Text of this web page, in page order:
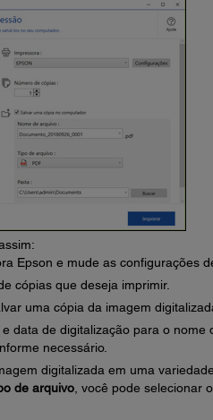
Epson e mude as configurações
cópias que deseja imprimir.
uma cópia da imagem
data de digitalização para o
necessário.
digitalizada em uma
de arquivo, você pode selecionar